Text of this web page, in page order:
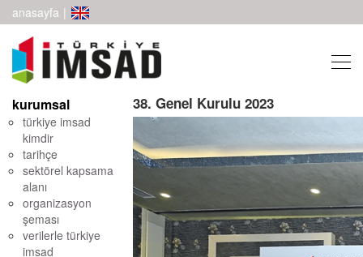
anasayfa |
kurumsal
türkiye imsad
kimdir
tarihçe
sektörel kapsama
alanı
organizasyon
şeması
verilerle türkiye
imsad
38. Genel Kurulu 2023